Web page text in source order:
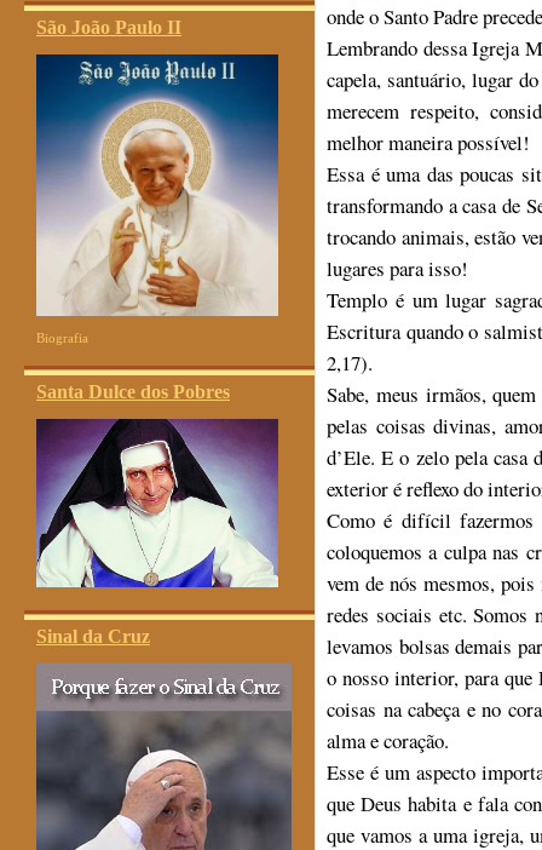
São João Paulo II
Biografia
Santa Dulce dos Pobres
Sinal da Cruz
onde o Santo Padre
Lembrando dessa Igreja
capela, santuário, lugar
merecem respeito,
melhor maneira possível!
Essa é uma das poucas
transformando a casa de
trocando animais, estão
lugares para isso!
Templo é um lugar
Escritura quando o
2,17).
Sabe, meus irmãos,
pelas coisas divinas,
d’Ele. E o zelo pela casa
exterior é reflexo do
Como é difícil fazermos
coloquemos a culpa nas
vem de nós mesmos,
redes sociais etc. Somos
levamos bolsas demais
o nosso interior, para que
coisas na cabeça e no
alma e coração.
Esse é um aspecto
que Deus habita e fala
que vamos a uma igreja,